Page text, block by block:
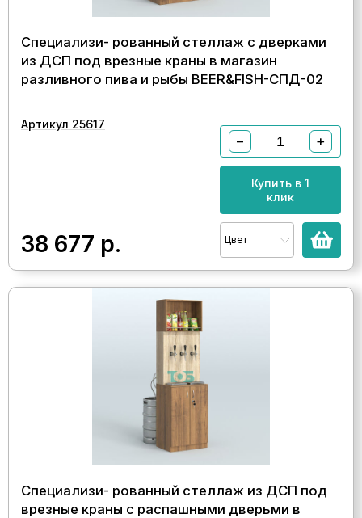
Специализи- рованный стеллаж с дверками
из ДСП под врезные краны в магазин
разливного пива и рыбы BEER&FISH-СПД-02
Артикул 25617
38 677 р.
− +
Купить в 1
клик
Цвет
Специализи- рованный стеллаж из ДСП под
врезные краны с распашными дверьми в